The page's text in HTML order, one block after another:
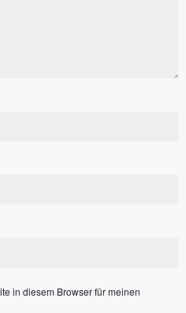
in diesem Browser für meinen